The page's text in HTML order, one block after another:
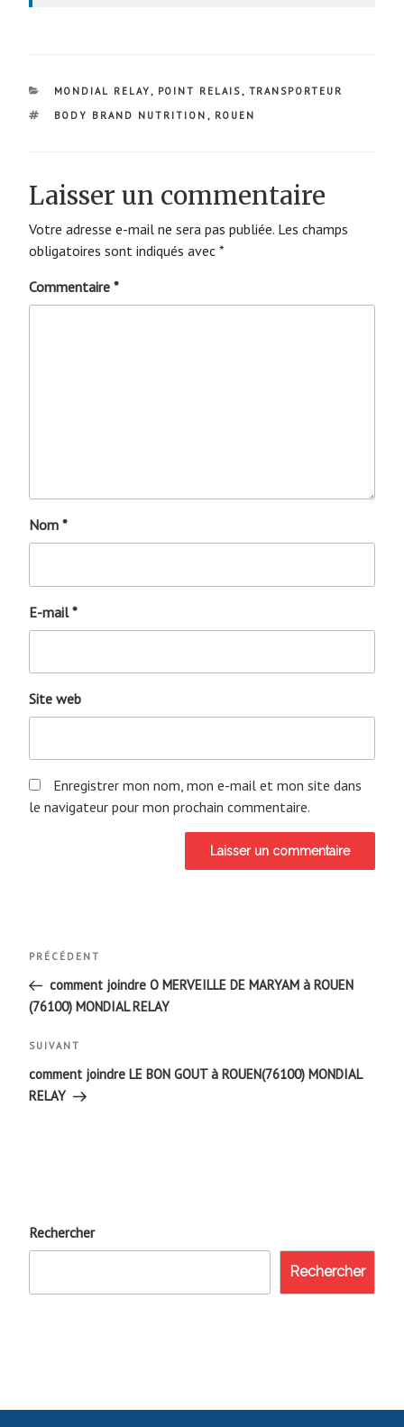
CATÉGORIES
MONDIAL RELAY , POINT RELAIS , TRANSPORTEUR
ÉTIQUETTES
BODY BRAND NUTRITION , ROUEN
Laisser un commentaire
Votre adresse e-mail ne sera pas publiée. Les champs
obligatoires sont indiqués avec *
Commentaire *
Nom *
E-mail*
Site web
Enregistrer mon nom, mon e-mail et mon site dans
le navigateur pour mon prochain commentaire.
Navigation
de
l’article
Article
précédent
PRÉCÉDENT
comment joindre O MERVEILLE DE MARYAM à ROUEN
(76100) MONDIAL RELAY
Article
suivant
SUIVANT
comment joindre LE BON GOUT à ROUEN(76100) MONDIAL
RELAY
Rechercher
Rechercher